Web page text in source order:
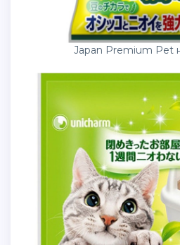
Japan Premium Pet